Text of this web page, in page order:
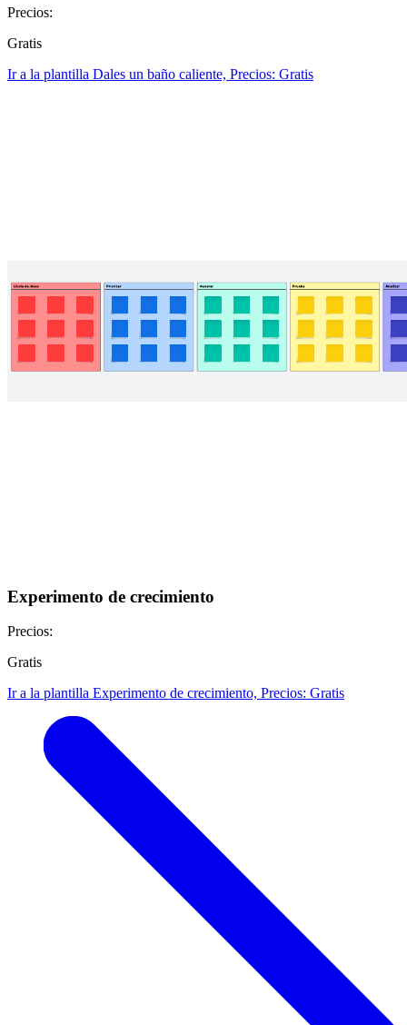
Precios:
Gratis
Ir a la plantilla Dales un baño caliente, Precios: Gratis
Experimento de crecimiento
Precios:
Gratis
Ir a la plantilla Experimento de crecimiento, Precios: Gratis